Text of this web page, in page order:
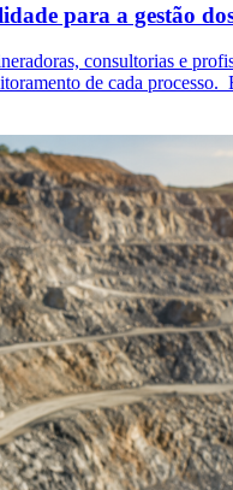
para a gestão
consultorias e
de cada processo.